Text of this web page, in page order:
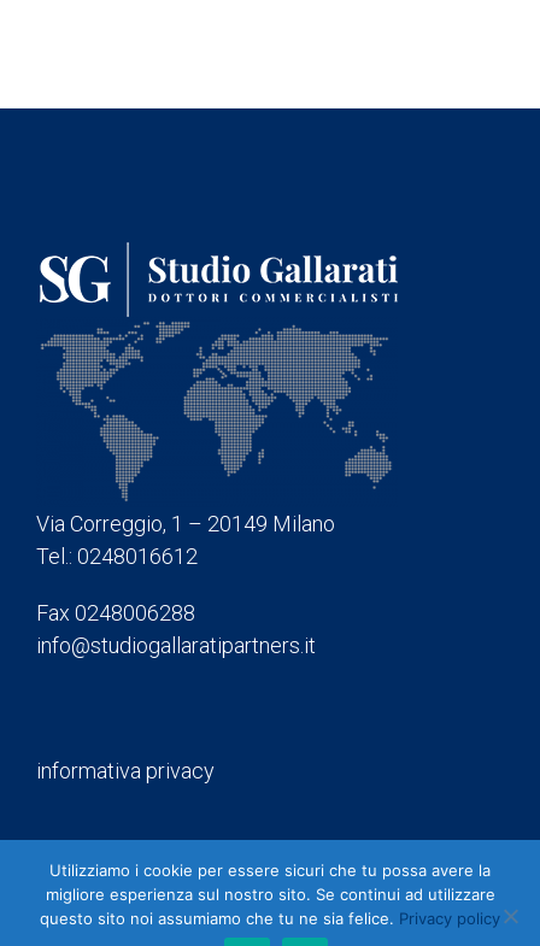
Via Correggio, 1 – 20149 Milano
Tel.: 0248016612
Fax 0248006288
info@studiogallaratipartners.it
informativa privacy
Designed by
Creart
Utilizziamo i cookie per essere sicuri che tu possa avere la
migliore esperienza sul nostro sito. Se continui ad utilizzare
questo sito noi assumiamo che tu ne sia felice. Privacy policy